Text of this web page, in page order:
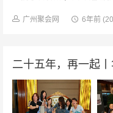
岁月，是那么的完美、那
广州聚会网 6年前